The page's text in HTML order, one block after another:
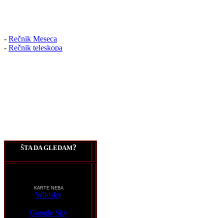
- Rečnik Meseca
- Rečnik teleskopa
ŠTA DA GLEDAM?
KARTE NEBA
Wikisky
Google Sky